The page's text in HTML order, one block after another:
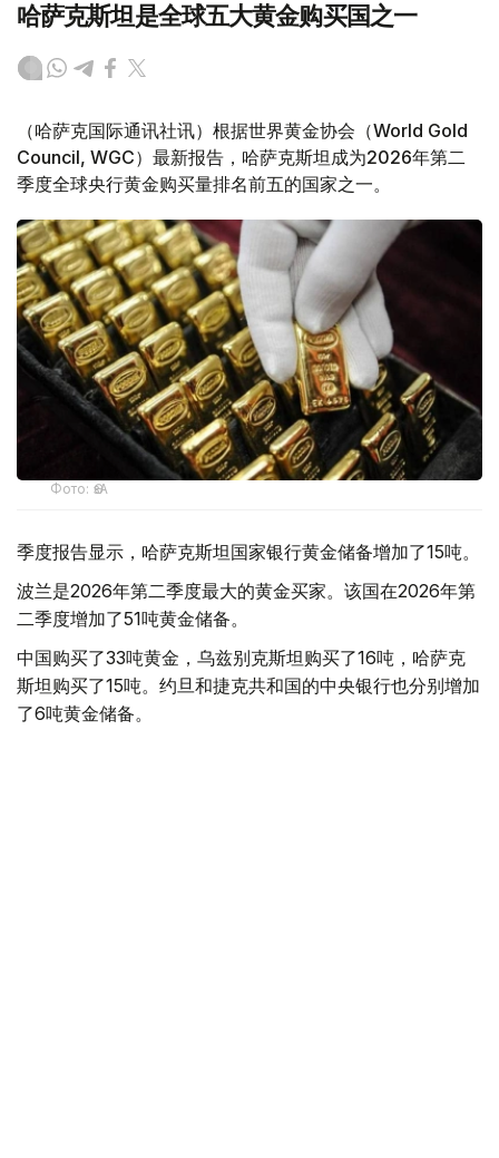
哈萨克斯坦是全球五大黄金购买国之一
（哈萨克国际通讯社讯）根据世界黄金协会（World Gold
Council, WGC）最新报告，哈萨克斯坦成为2026年第二
季度全球央行黄金购买量排名前五的国家之一。
Фото: ӨзА
季度报告显示，哈萨克斯坦国家银行黄金储备增加了15吨。
波兰是2026年第二季度最大的黄金买家。该国在2026年第
二季度增加了51吨黄金储备。
中国购买了33吨黄金，乌兹别克斯坦购买了16吨，哈萨克
斯坦购买了15吨。约旦和捷克共和国的中央银行也分别增加
了6吨黄金储备。